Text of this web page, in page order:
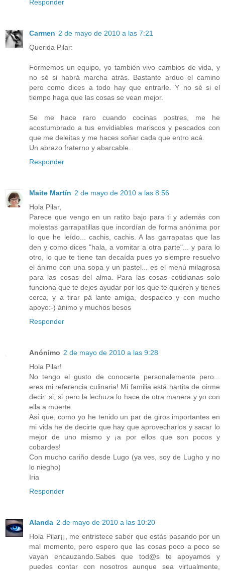
Responder
Carmen 2 de mayo de 2010 a las 7:21
Querida Pilar:
Formemos un equipo, yo también vivo cambios de vida, y
no sé si habrá marcha atrás. Bastante arduo el camino
pero como dices a todo hay que entrarle. Y no sé si el
tiempo haga que las cosas se vean mejor.
Se me hace raro cuando cocinas postres, me he
acostumbrado a tus envidiables mariscos y pescados con
que me deleitas y me haces soñar cada que entro acá.
Un abrazo fraterno y abarcable.
Responder
Maite Martín 2 de mayo de 2010 a las 8:56
Hola Pilar,
Parece que vengo en un ratito bajo para ti y además con
molestas garrapatillas que incordían de forma anónima por
lo que he leído... cachis, cachis. A las garrapatas que las
den y como dices "hala, a vomitar a otra parte"... y para lo
otro, lo que te tiene tan decaída pues yo siempre resuelvo
el ánimo con una sopa y un pastel... es el menú milagrosa
para las cosas del alma. Para las cosas cotidianas solo
funciona que te dejes ayudar por los que te quieren y tienes
cerca, y a tirar pá lante amiga, despacico y con mucho
apoyo:-) ánimo y muchos besos
Responder
Anónimo 2 de mayo de 2010 a las 9:28
Hola Pilar!
No tengo el gusto de conocerte personalemente pero...
eres mi referencia culinaria! Mi familia está hartita de oirme
decir: si, si pero la lechuza lo hace de otra manera y yo con
ella a muerte.
Así que, como yo he tenido un par de giros importantes en
mi vida he de decirte que hay que aprovecharlos y sacar lo
mejor de uno mismo y ¡a por ellos que son pocos y
cobardes!
Con mucho cariño desde Lugo (ya ves, soy de Lugho y no
lo niegho)
Iria
Responder
Alanda 2 de mayo de 2010 a las 10:20
Hola Pilar¡¡, me entristece saber que estás pasando por un
mal momento, pero espero que las cosas poco a poco se
vayan encauzando.Sabes que tod@s te apoyamos y
puedes contar con nosotros aunque sea virtualmente,